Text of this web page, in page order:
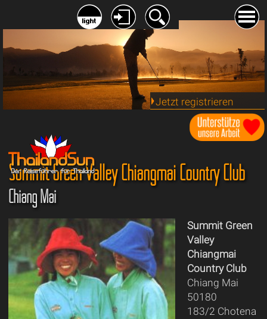
Jetzt registrieren
Summit Green Valley Chiangmai Country Club
Chiang Mai
Summit Green
Valley
Chiangmai
Country Club
Chiang Mai
50180
183/2 Chotena